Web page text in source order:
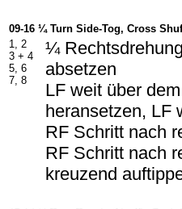
09-16 ¼ Turn Side-Tog, Cross
1, 2
3 + 4
5, 6
7, 8
¼
absetzen
LF weit über
heransetzen, LF
RF Schritt nach
RF Schritt nach
kreuzend